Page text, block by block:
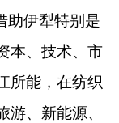
助伊犁特别是
本、技术、市
所能，在纺织
、新能源、